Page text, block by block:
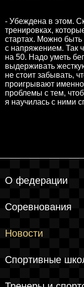
- Убеждена в этом.
тренировках,
стартах. Можно быть
с напряжением. Так
на 50. Надо уметь
выдерживать
не стоит забывать,
проигрывают
проблемы с тем,
я научилась с ними
О федерации
Соревнования
Новости
Спортивные